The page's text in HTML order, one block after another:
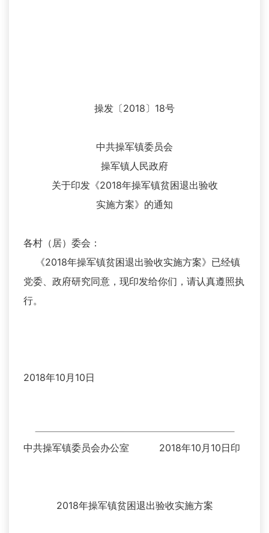
操发〔2018〕18号
中共操军镇委员会
操军镇人民政府
关于印发《2018年操军镇贫困退出验收
实施方案》的通知
各村（居）委会：
《2018年操军镇贫困退出验收实施方案》已经镇
党委、政府研究同意，现印发给你们，请认真遵照执
行。
2018年10月10日
中共操军镇委员会办公室 2018年10月10日印
2018年操军镇贫困退出验收实施方案